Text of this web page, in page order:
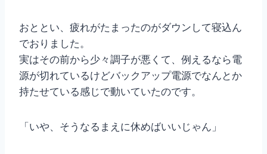
おととい、疲れがたまったのがダウンして寝込ん
でおりました。
実はその前から少々調子が悪くて、例えるなら電
源が切れているけどバックアップ電源でなんとか
持たせている感じで動いていたのです。
「いや、そうなるまえに休めばいいじゃん」